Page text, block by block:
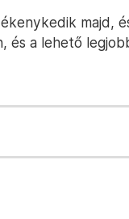
majd,
és a lehető